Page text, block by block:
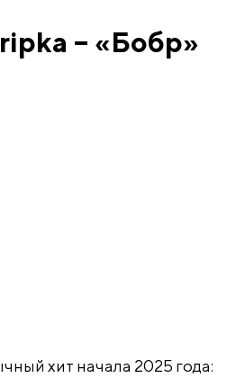
– «Бобр»
хит начала 2025 года: